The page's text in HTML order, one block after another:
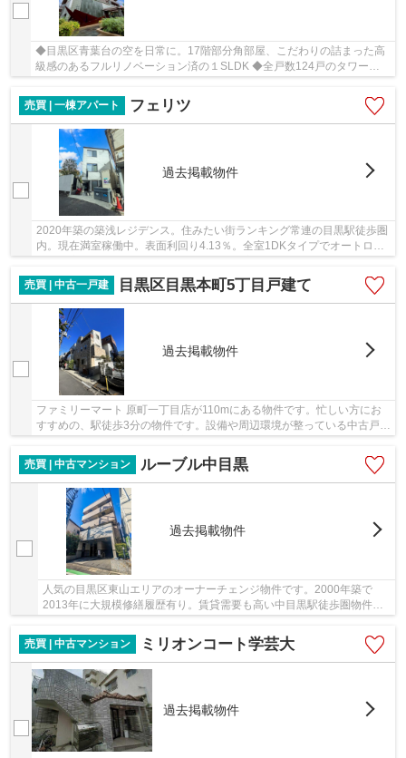
◆目黒区青葉台の空を日常に。17階部分角部屋、こだわりの詰まった高
級感のあるフルリノベーション済の１SLDK ◆全戸数124戸のタワーマ
売買 | 一棟アパート
フェリツ
過去掲載物件
2020年築の築浅レジデンス。住みたい街ランキング常連の目黒駅徒歩圏
内。現在満室稼働中。表面利回り4.13％。全室1DKタイプでオートロッ
売買 | 中古一戸建
目黒区目黒本町5丁目戸建て
過去掲載物件
ファミリーマート 原町一丁目店が110mにある物件です。忙しい方にお
すすめの、駅徒歩3分の物件です。設備や周辺環境が整っている中古戸建
売買 | 中古マンション
ルーブル中目黒
過去掲載物件
人気の目黒区東山エリアのオーナーチェンジ物件です。2000年築で
2013年に大規模修繕履歴有り。賃貸需要も高い中目黒駅徒歩圏物件で
す。
売買 | 中古マンション
ミリオンコート学芸大
過去掲載物件